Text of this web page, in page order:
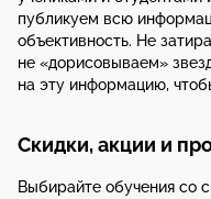
публикуем всю
объективность. Не
не «дорисовываем»
на эту информацию,
Скидки, акции и
Выбирайте обучения со